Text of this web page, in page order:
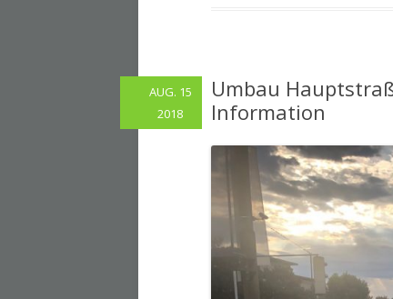
Umbau
Information
AUG. 15
2018